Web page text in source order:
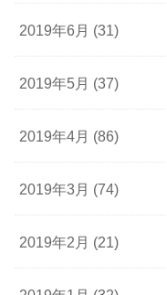
2019年6月 (31)
2019年5月 (37)
2019年4月 (86)
2019年3月 (74)
2019年2月 (21)